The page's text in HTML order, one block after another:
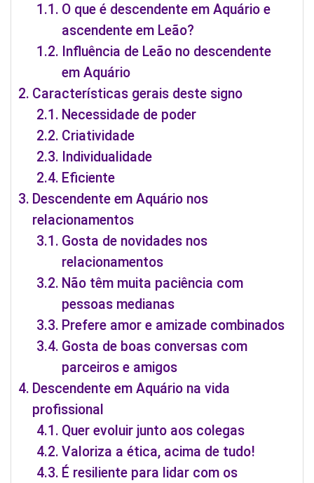
O que é descendente em Aquário e
ascendente em Leão?
Influência de Leão no descendente
em Aquário
Características gerais deste signo
Necessidade de poder
Criatividade
Individualidade
Eficiente
Descendente em Aquário nos
relacionamentos
Gosta de novidades nos
relacionamentos
Não têm muita paciência com
pessoas medianas
Prefere amor e amizade combinados
Gosta de boas conversas com
parceiros e amigos
Descendente em Aquário na vida
profissional
Quer evoluir junto aos colegas
Valoriza a ética, acima de tudo!
É resiliente para lidar com os